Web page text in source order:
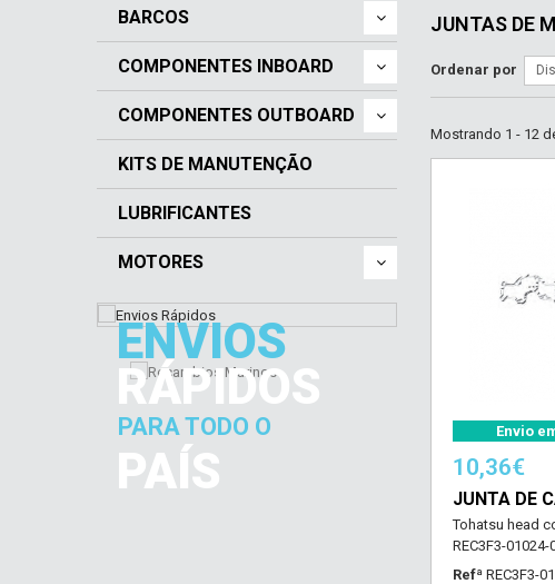
BARCOS
COMPONENTES INBOARD
COMPONENTES OUTBOARD
KITS DE MANUTENÇÃO
LUBRIFICANTES
MOTORES
ENVIOS
RÁPIDOS
PARA TODO O
PAÍS
JUNTAS DE
Ordenar por
Mostrando 1 - 12
Envio
10,36€
JUNTA DE
Tohatsu head
REC3F3-
Refª REC3F3-